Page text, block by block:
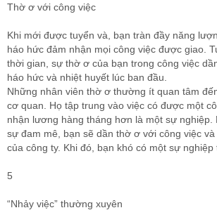
Thờ ơ với công việc
Khi mới được tuyển và, bạn tràn đầy năng
háo hức đảm nhận mọi công việc được giao.
thời gian, sự thờ ơ của bạn trong công việc
háo hức và nhiệt huyết lúc ban đầu.
Những nhân viên thờ ơ thường ít quan tâm
cơ quan. Họ tập trung vào việc có được một
nhận lương hàng tháng hơn là một sự nghiệp.
sự đam mê, bạn sẽ dần thờ ơ với công việc
của công ty. Khi đó, bạn khó có một sự nghiệp
5
“Nhảy việc” thường xuyên